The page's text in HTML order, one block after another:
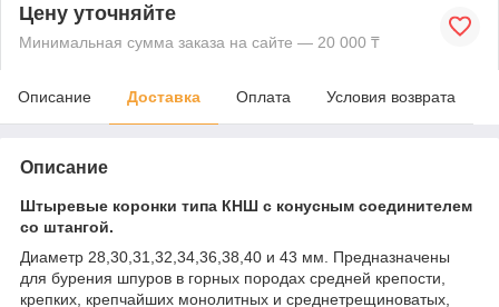
Цену уточняйте
Минимальная сумма заказа на сайте — 20 000 ₸
Описание Доставка Оплата Условия возврата
Описание
Штыревые коронки типа КНШ с конусным соединителем
со штангой.
Диаметр 28,30,31,32,34,36,38,40 и 43 мм. Предназначены
для бурения шпуров в горных породах средней крепости,
крепких, крепчайших монолитных и среднетрещиноватых,